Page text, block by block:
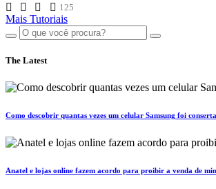
125
Mais Tutoriais
The Latest
Como descobrir quantas vezes um celular Samsung foi
Anatel e lojas online fazem acordo para proibir a venda de